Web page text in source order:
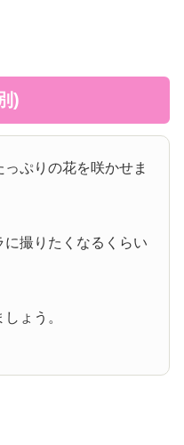
)
ぷりの花を咲かせま
撮りたくなるくらい
ょう。